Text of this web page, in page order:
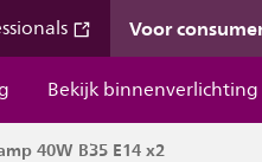
Voor
Bekijk binnenverlichting
40W B35 E14 x2